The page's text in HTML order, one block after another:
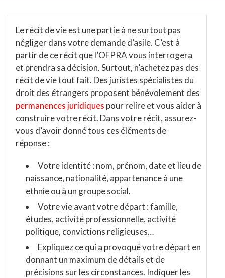
Le récit de vie est une partie à ne surtout pas
négliger dans votre demande d’asile. C’est à
partir de ce récit que l’OFPRA vous interrogera
et prendra sa décision. Surtout, n’achetez pas des
récit de vie tout fait. Des juristes spécialistes du
droit des étrangers proposent bénévolement des
permanences juridiques pour relire et vous aider à
construire votre récit. Dans votre récit, assurez-
vous d’avoir donné tous ces éléments de
réponse :
Votre identité : nom, prénom, date et lieu de
naissance, nationalité, appartenance à une
ethnie ou à un groupe social.
Votre vie avant votre départ : famille,
études, activité professionnelle, activité
politique, convictions religieuses…
Expliquez ce qui a provoqué votre départ en
donnant un maximum de détails et de
précisions sur les circonstances. Indiquer les